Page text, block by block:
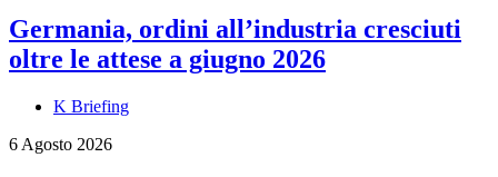
Germania, ordini all’industria cresciuti
oltre le attese a giugno 2026
K Briefing
6 Agosto 2026